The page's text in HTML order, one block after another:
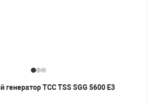
генератор ТСС TSS SGG 5600 E3